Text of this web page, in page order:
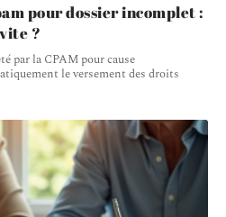
pour dossier incomplet :
?
par la CPAM pour cause
le versement des droits